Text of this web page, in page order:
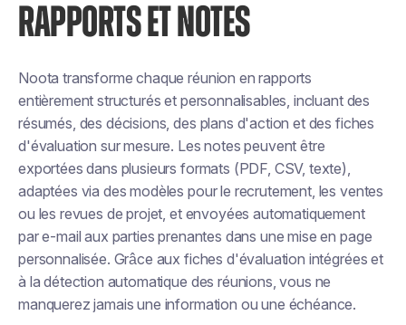
RAPPORTS ET NOTES
Noota transforme chaque réunion en rapports
entièrement structurés et personnalisables, incluant des
résumés, des décisions, des plans d'action et des fiches
d'évaluation sur mesure. Les notes peuvent être
exportées dans plusieurs formats (PDF, CSV, texte),
adaptées via des modèles pour le recrutement, les ventes
ou les revues de projet, et envoyées automatiquement
par e-mail aux parties prenantes dans une mise en page
personnalisée. Grâce aux fiches d'évaluation intégrées et
à la détection automatique des réunions, vous ne
manquerez jamais une information ou une échéance.